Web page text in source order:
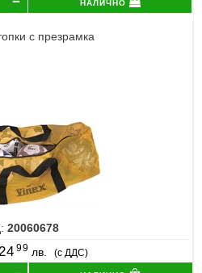
с презрамка
20060678
24 99 лв. (с ДДС)